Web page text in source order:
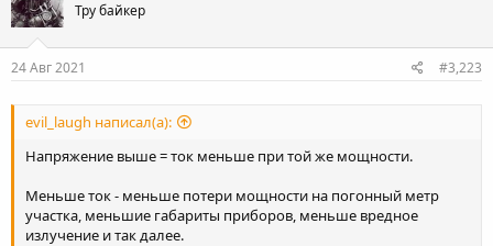
Тру байкер
24 Авг 2021 #3,223
evil_laugh написал(а):
Напряжение выше = ток меньше при той же мощности.
Меньше ток - меньше потери мощности на погонный метр
участка, меньшие габариты приборов, меньше вредное
излучение и так далее.